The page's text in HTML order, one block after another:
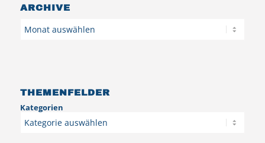
ARCHIVE
THEMENFELDER
Kategorien